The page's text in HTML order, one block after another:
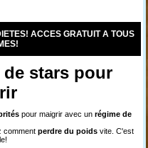
ACCES GRATUIT A TOUS
stars pour
pour maigrir avec unrégime de
commentperdre du poidsvite. C'est